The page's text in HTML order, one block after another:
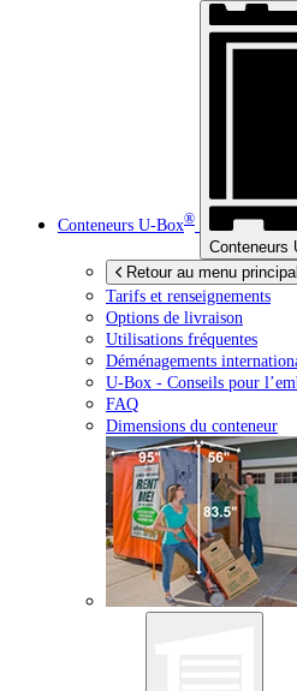
Conteneurs U-Box®
Conteneurs
Retour au menu principal
Tarifs et renseignements
Options de livraison
Utilisations fréquentes
Déménagements
U-Box - Conseils pour
FAQ
Dimensions du conteneur